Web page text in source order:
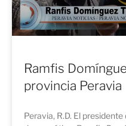
Ramfis
provincia Peravia
Peravia, R.D. El